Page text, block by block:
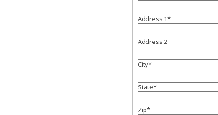
Address 1*
Address 2
City*
State*
Zip*